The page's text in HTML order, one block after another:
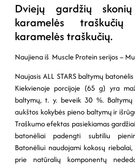
Dviejų gardžių
karamelės
karamelės traškučių.
Naujiena iš Muscle Protein serijos –
Naujasis ALL STARS baltymų
Kiekvienoje porcijoje (65 g) yra
baltymų, t. y. beveik 30 %. Baltymų
aukštos kokybės pieno baltymų ir
Traškumo efektas pasiekiamas
batonėliai padengti subtiliu
Batonėliui naudojami kokosų
prie natūralių komponentų